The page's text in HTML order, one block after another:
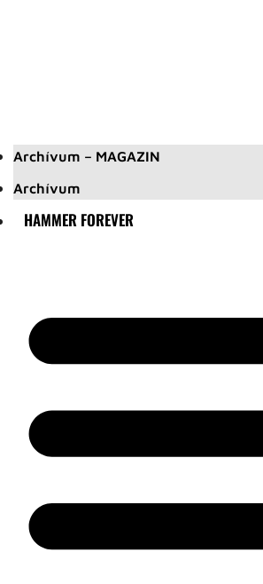
Archívum – MAGAZIN
Archívum
HAMMER FOREVER